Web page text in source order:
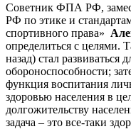
Советник ФПА РФ,
РФ по этике и
спортивного права»
определиться с целями.
назад) стал развиваться
обороноспособности;
функция воспитания
здоровью населения в
долгожительству
задача – это все-таки